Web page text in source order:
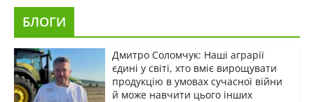
БЛОГИ
Дмитро Соломчук: Наші аграрії
єдині у світі, хто вміє вирощувати
продукцію в умовах сучасної війни
й може навчити цього інших